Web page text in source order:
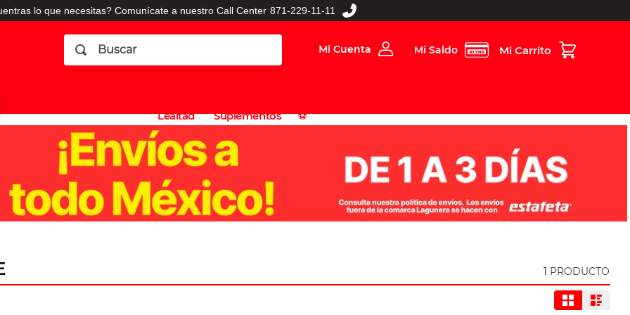
lo que necesitas? Comunícate a nuestro Call Center 871-229-11-11
Buscar
Mi Cuenta Mi Saldo
Lealtad
Suplementos
⚽️
1 PRODUCTO